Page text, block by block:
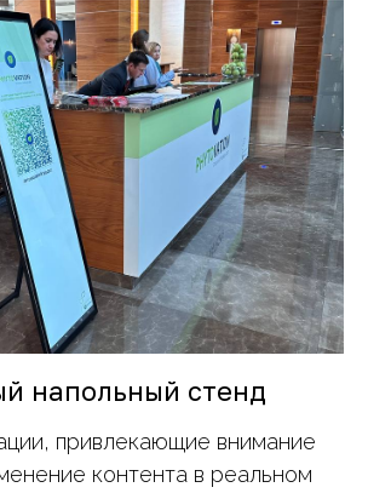
напольный стенд
привлекающие внимание
контента в реальном